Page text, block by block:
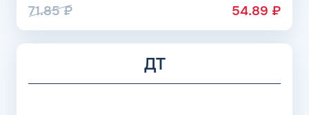
71.85₽ 54.89 ₽
ДТ